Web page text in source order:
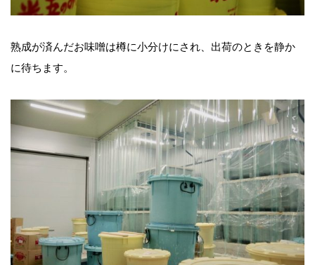
熟成が済んだお味噌は樽に小分けにされ、出荷のときを静か
に待ちます。